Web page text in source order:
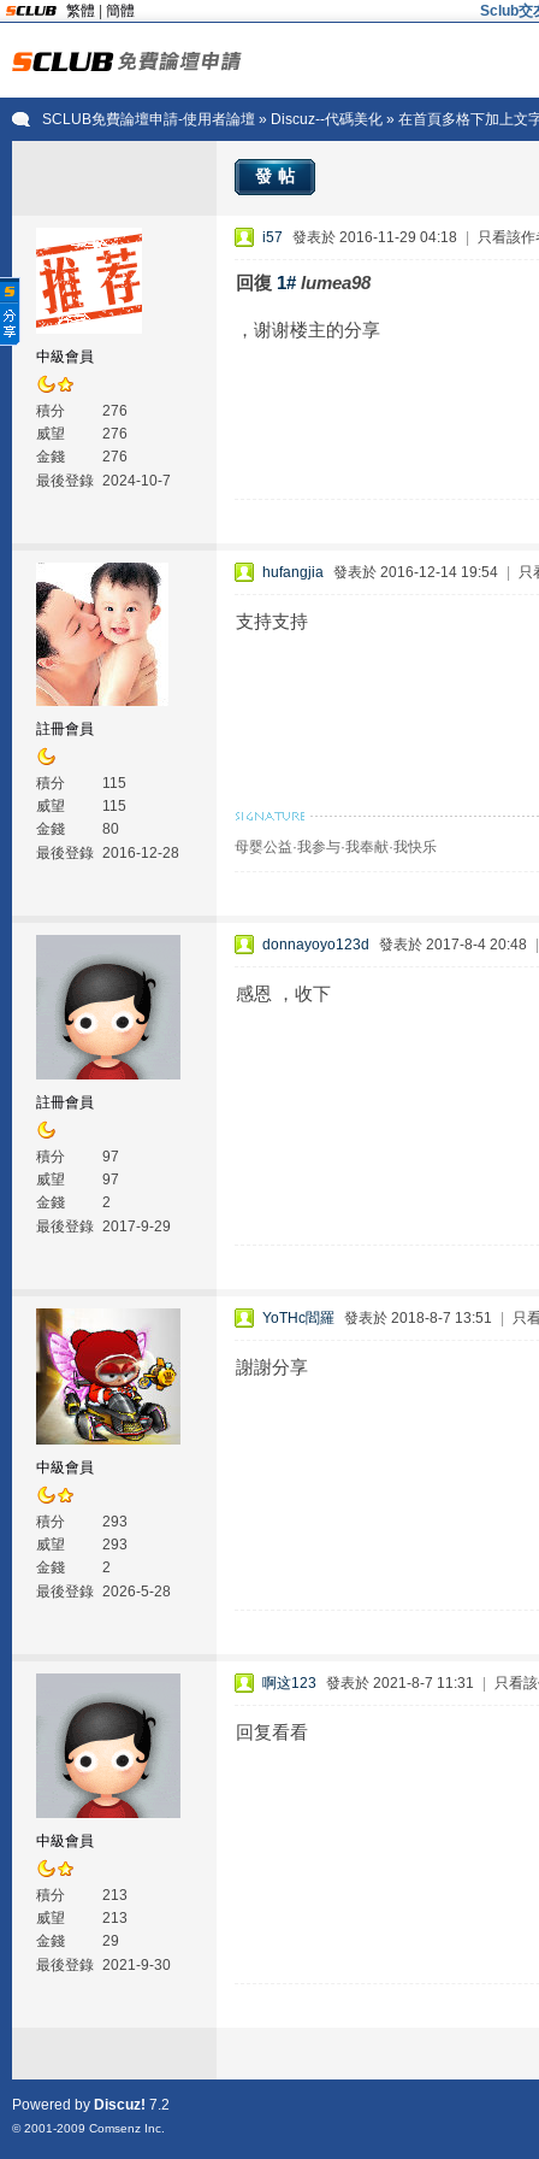
繁體 簡體 Sclub交
SCLUB免費論壇申請-使用者論壇» Discuz--代碼美化» 在首頁多格下加上文
發帖
中級會員
積分
276
威望
276
金錢
276
最後登錄 2024-10-7
i57 發表於 2016-11-29 04:18 只看該作
回復 1# lumea98
，谢谢楼主的分享
註冊會員
積分
115
威望
115
金錢
80
最後登錄 2016-12-28
hufangjia 發表於 2016-12-14 19:54 只
支持支持
母婴公益·我参与·我奉献·我快乐
註冊會員
積分
97
威望
97
金錢
2
最後登錄 2017-9-29
donnayoyo123d 發表於 2017-8-4 20:48
感恩 ，收下
中級會員
積分
293
威望
293
金錢
2
最後登錄 2026-5-28
YoTHc閻羅 發表於 2018-8-7 13:51 只
謝謝分享
中級會員
積分
213
威望
213
金錢
29
最後登錄 2021-9-30
啊这123 發表於 2021-8-7 11:31 只看
回复看看
Powered by Discuz! 7.2
© 2001-2009 Comsenz Inc.